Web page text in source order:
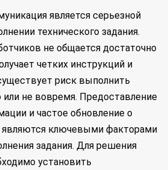
является серьезной
технического задания.
не общается достаточно
четких инструкций и
риск выполнить
или не вовремя. Предоставление
и частое обновление о
являются ключевыми факторами
задания. Для решения
установить